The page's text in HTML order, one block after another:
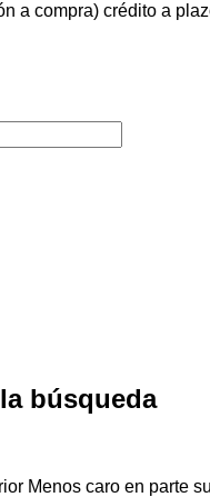
a compra) crédito a
búsqueda
Menos caro en parte